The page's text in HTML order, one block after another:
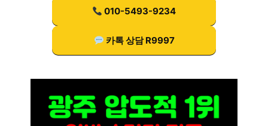
010-5493-9234
카톡 상담 R9997